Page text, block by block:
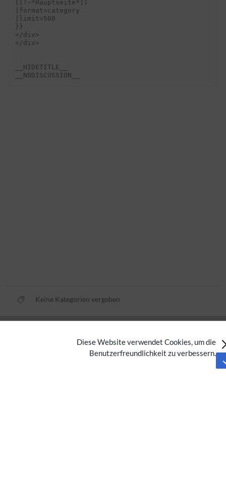
Diese Website verwendet Cookies, um die
Benutzerfreundlichkeit zu verbessern.
[[!~*Hauptseite*]]
|format=category
|limit=500
}}
</div>
</div>
__HIDETITLE__
Keine Kategorien vergeben
Nutzungsbedingungen